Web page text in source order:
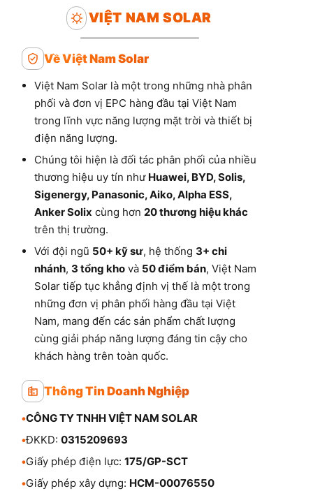
VIỆT NAM SOLAR
Về Việt Nam Solar
Việt Nam Solar là một trong những nhà phân
phối và đơn vị EPC hàng đầu tại Việt Nam
trong lĩnh vực năng lượng mặt trời và thiết bị
điện năng lượng.
Chúng tôi hiện là đối tác phân phối của nhiều
thương hiệu uy tín như Huawei, BYD, Solis,
Sigenergy, Panasonic, Aiko, Alpha ESS,
Anker Solix cùng hơn 20 thương hiệu khác
trên thị trường.
Với đội ngũ 50+ kỹ sư, hệ thống 3+ chi
nhánh, 3 tổng kho và 50 điểm bán, Việt Nam
Solar tiếp tục khẳng định vị thế là một trong
những đơn vị phân phối hàng đầu tại Việt
Nam, mang đến các sản phẩm chất lượng
cùng giải pháp năng lượng đáng tin cậy cho
khách hàng trên toàn quốc.
Thông Tin Doanh Nghiệp
•CÔNG TY TNHH VIỆT NAM SOLAR
•ĐKKD: 0315209693
•Giấy phép điện lực: 175/GP-SCT
•Giấy phép xây dựng: HCM-00076550